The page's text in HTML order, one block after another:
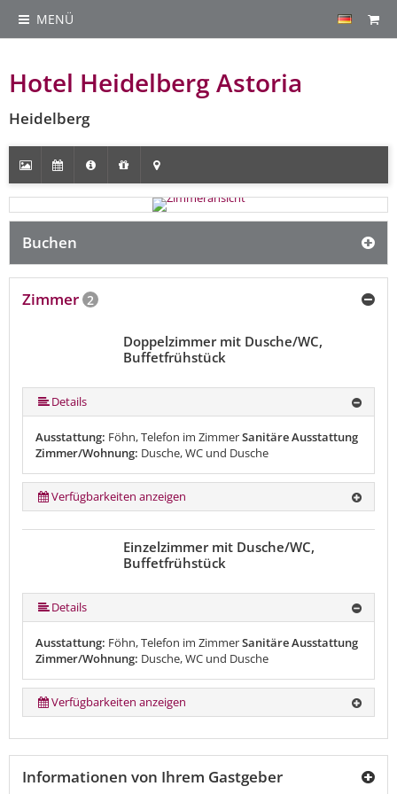
MENÜ
Hotel Heidelberg Astoria
Heidelberg
Buchen
Zimmer 2
Doppelzimmer mit Dusche/WC,
Buffetfrühstück
Details
Ausstattung: Föhn, Telefon im ZimmerSanitäre Ausstattung
Zimmer/Wohnung: Dusche, WC und Dusche
Verfügbarkeiten anzeigen
Einzelzimmer mit Dusche/WC,
Buffetfrühstück
Details
Ausstattung: Föhn, Telefon im ZimmerSanitäre Ausstattung
Zimmer/Wohnung: Dusche, WC und Dusche
Verfügbarkeiten anzeigen
Informationen von Ihrem Gastgeber